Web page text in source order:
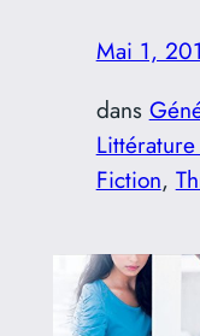
Mai 1,
dans
Fiction,